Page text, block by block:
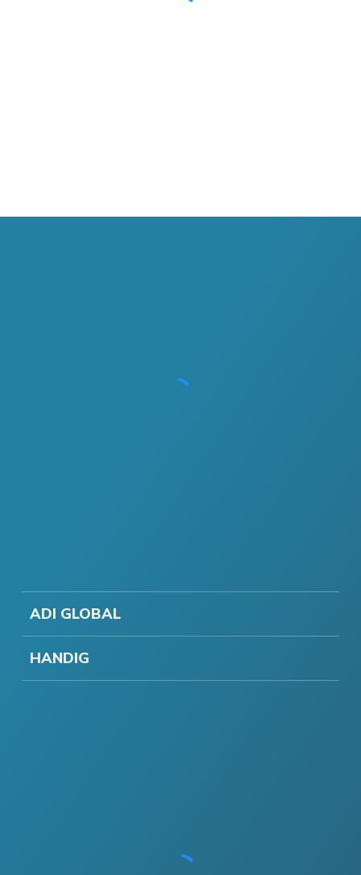
ADI GLOBAL
HANDIG